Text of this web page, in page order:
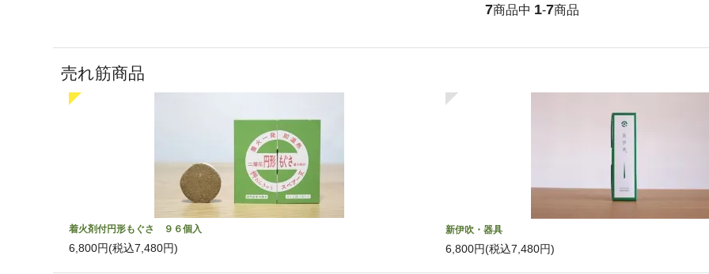
7商品中 1-7商品
売れ筋商品
着火剤付円形もぐさ ９６個入
6,800円(税込7,480円)
新伊吹・器具
6,800円(税込7,480円)